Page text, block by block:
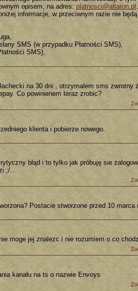
opisem, na adres: platnosci@altaron.pl
informacje, w przeciwnym razie nie będą
SMS (w przypadku Płatności SMS),
SMS),
na 30 dni , otrzymalem sms zwrotny
Co powinienem teraz zrobic?
klienta i pobierze nowego.
błąd i to tylko jak próbuję sie
;/...
Postacie stworzone przed 10 marca
moge jej znalezc i nie rozumiem o co
kanału na ts o nazwie Envoys